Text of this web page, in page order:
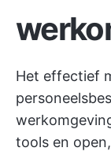
Het effectief
tools en